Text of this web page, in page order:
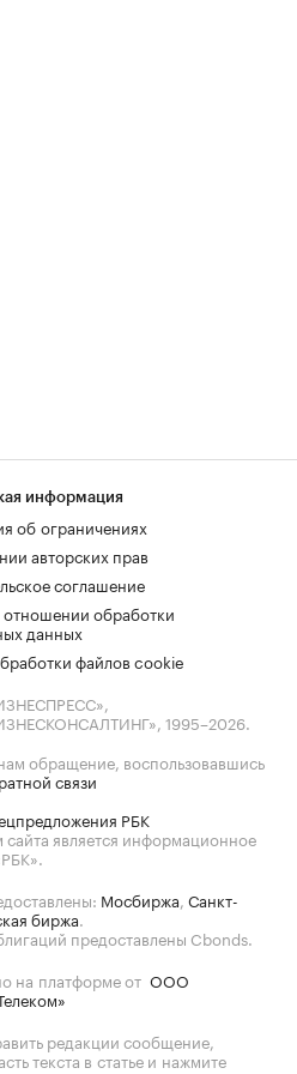
информация
об ограничениях
авторских прав
соглашение
отношении обработки
данных
файлов cookie
1995–2026.
обращение, воспользовавшись
связи
РБК
сайта является информационное
Мосбиржа, Санкт-
биржа.
предоставлены Cbonds.
на платформе от ООО
редакции сообщение,
текста в статье и нажмите